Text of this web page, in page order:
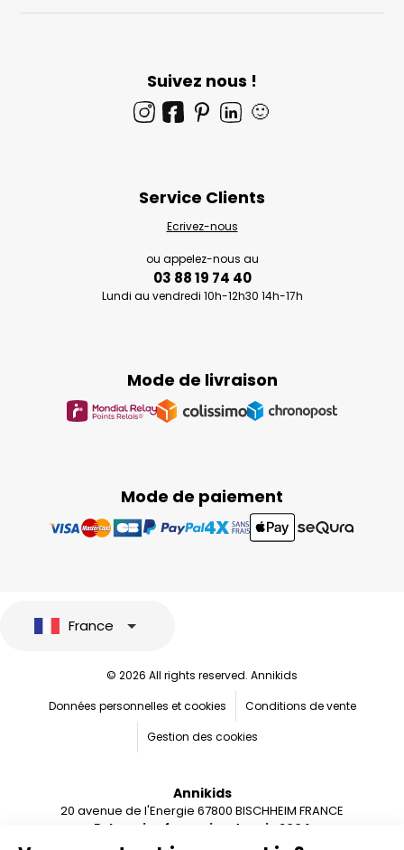
Suivez nous !
🙂
Mode de paiement
Mode de livraison
Service Clients
Ecrivez-nous
ou appelez-nous au
03 88 19 74 40
Lundi au vendredi 10h-12h30 14h-17h
France
© 2026 All rights reserved. Annikids
Données personnelles et cookies
Conditions de vente
Gestion des cookies
Annikids
20 avenue de l'Energie 67800 BISCHHEIM FRANCE
Entreprise française depuis 2004